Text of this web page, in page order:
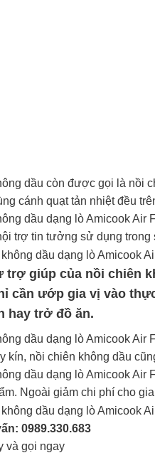
dầu còn được gọi là nồi
cánh quạt tản nhiệt đều
dầu dạng lò Amicook Air
trợ tin tưởng sử dụng trong
trợ giúp của nồi chiên
cần ướp gia vị vào
hay trở đồ ăn.
dầu dạng lò Amicook Air
kín, nồi chiên không dầu
dầu dạng lò Amicook
Ngoài giảm chi phí cho
0989.330.683
và gọi ngay